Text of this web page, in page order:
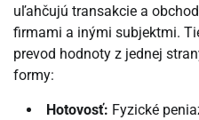
uľahčujú transakcie a
firmami a inými subjektmi.
prevod hodnoty z jednej
formy:
Hotovosť: Fyzické